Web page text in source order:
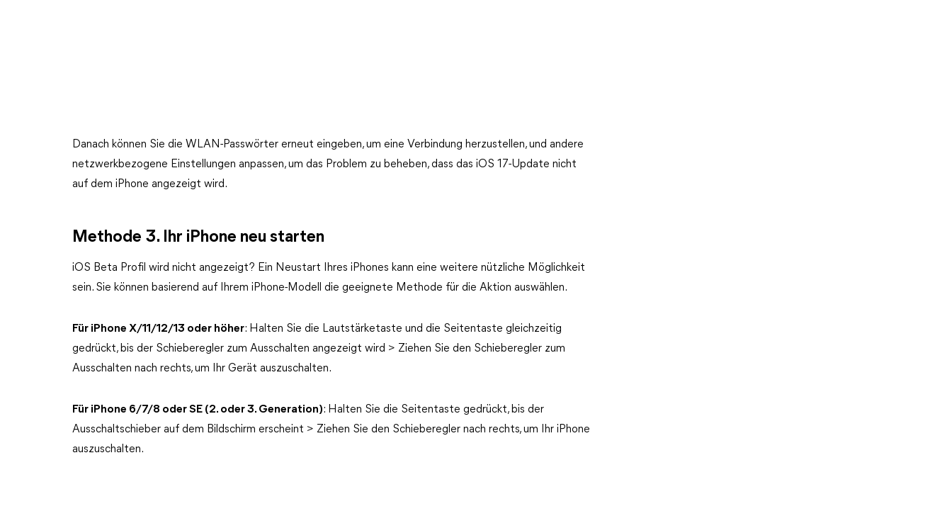
Danach können Sie die WLAN-Passwörter erneut eingeben, um eine Verbindung herzustellen, und andere
netzwerkbezogene Einstellungen anpassen, um das Problem zu beheben, dass das iOS 17-Update nicht
auf dem iPhone angezeigt wird.
Methode 3. Ihr iPhone neu starten
iOS Beta Profil wird nicht angezeigt? Ein Neustart Ihres iPhones kann eine weitere nützliche Möglichkeit
sein. Sie können basierend auf Ihrem iPhone-Modell die geeignete Methode für die Aktion auswählen.
Für iPhone X/11/12/13 oder höher: Halten Sie die Lautstärketaste und die Seitentaste gleichzeitig
gedrückt, bis der Schieberegler zum Ausschalten angezeigt wird > Ziehen Sie den Schieberegler zum
Ausschalten nach rechts, um Ihr Gerät auszuschalten.
Für iPhone 6/7/8 oder SE (2. oder 3. Generation): Halten Sie die Seitentaste gedrückt, bis der
Ausschaltschieber auf dem Bildschirm erscheint > Ziehen Sie den Schieberegler nach rechts, um Ihr iPhone
auszuschalten.